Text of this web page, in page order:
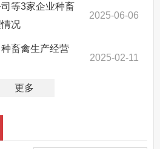
等3家企业种畜
况
2025-06-06
畜禽生产经营
2025-02-11
更多